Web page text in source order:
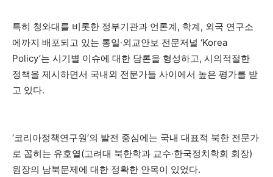
특히 청와대를 비롯한 정부기관과 언론계, 학계, 외국 연구소
에까지 배포되고 있는 통일·외교안보 전문저널 ‘Korea
Policy’는 시기별 이슈에 대한 담론을 형성하고, 시의적절한
정책을 제시하면서 국내외 전문가들 사이에서 높은 평가를 받
고 있다.
‘코리아정책연구원’의 발전 중심에는 국내 대표적 북한 전문가
로 꼽히는 유호열(고려대 북한학과 교수·한국정치학회 회장)
원장의 남북문제에 대한 정확한 안목이 있었다.